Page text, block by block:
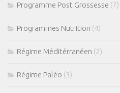
Programme Post Grossesse (7)
Programmes Nutrition (4)
Régime Méditérranéen (2)
Régime Paléo (3)